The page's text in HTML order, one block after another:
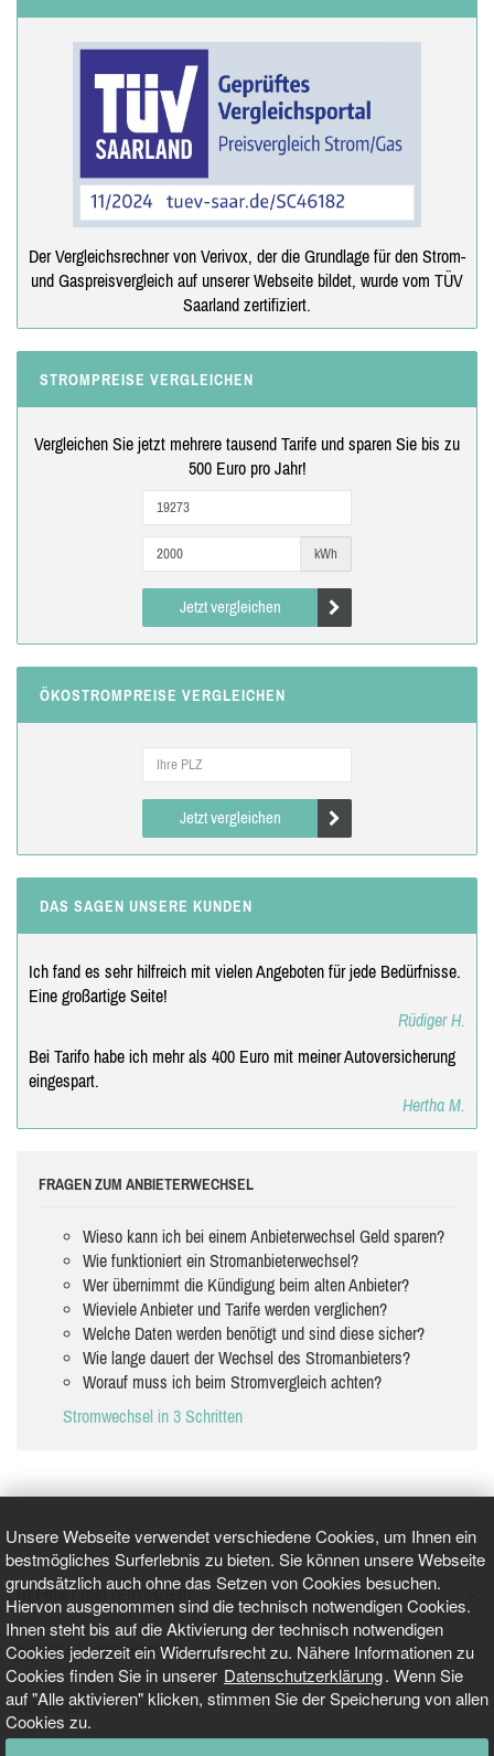
Unsere Webseite verwendet verschiedene Cookies, um Ihnen ein
bestmögliches Surferlebnis zu bieten. Sie können unsere Webseite
grundsätzlich auch ohne das Setzen von Cookies besuchen.
Hiervon ausgenommen sind die technisch notwendigen Cookies.
Ihnen steht bis auf die Aktivierung der technisch notwendigen
Cookies jederzeit ein Widerrufsrecht zu. Nähere Informationen zu
Cookies finden Sie in unserer Datenschutzerklärung. Wenn Sie
auf "Alle aktivieren" klicken, stimmen Sie der Speicherung von allen
Cookies zu.
Der Vergleichsrechner von Verivox, der die Grundlage für den Strom-
und Gaspreisvergleich auf unserer Webseite bildet, wurde vom TÜV
Saarland zertifiziert.
STROMPREISE VERGLEICHEN
Vergleichen Sie jetzt mehrere tausend Tarife und sparen Sie bis zu
500 Euro pro Jahr!
kWh
Jetzt vergleichen
ÖKOSTROMPREISE VERGLEICHEN
Jetzt vergleichen
DAS SAGEN UNSERE KUNDEN
Ich fand es sehr hilfreich mit vielen Angeboten für jede Bedürfnisse.
Eine großartige Seite!
Rüdiger H.
Bei Tarifo habe ich mehr als 400 Euro mit meiner Autoversicherung
eingespart.
Hertha M.
FRAGEN ZUM ANBIETERWECHSEL
Wieso kann ich bei einem Anbieterwechsel Geld sparen?
Wie funktioniert ein Stromanbieterwechsel?
Wer übernimmt die Kündigung beim alten Anbieter?
Wieviele Anbieter und Tarife werden verglichen?
Welche Daten werden benötigt und sind diese sicher?
Wie lange dauert der Wechsel des Stromanbieters?
Worauf muss ich beim Stromvergleich achten?
Stromwechsel in 3 Schritten
GEPRÜFT UND ZERTIFIZIERT
AKTUELLE NACHRICHTEN
TARIFO.DE